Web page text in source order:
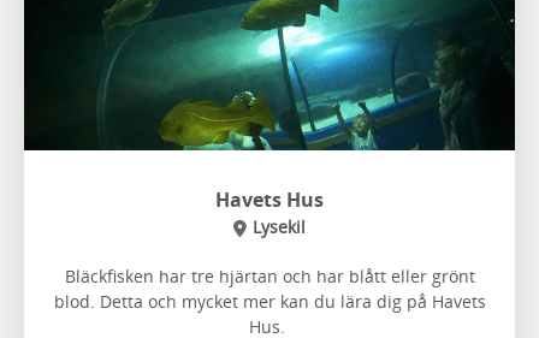
Havets Hus
Lysekil
Bläckfisken har tre hjärtan och har blått eller grönt
blod. Detta och mycket mer kan du lära dig på Havets
Hus.